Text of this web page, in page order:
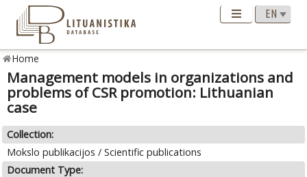
Home
Management models in organizations and
problems of CSR promotion: Lithuanian
case
Collection:
Mokslo publikacijos / Scientific publications
Document Type: